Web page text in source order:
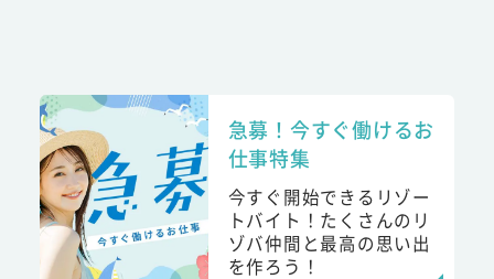
急募！今すぐ働けるお
仕事特集
今すぐ開始できるリゾー
トバイト！たくさんのリ
ゾバ仲間と最高の思い出
を作ろう！